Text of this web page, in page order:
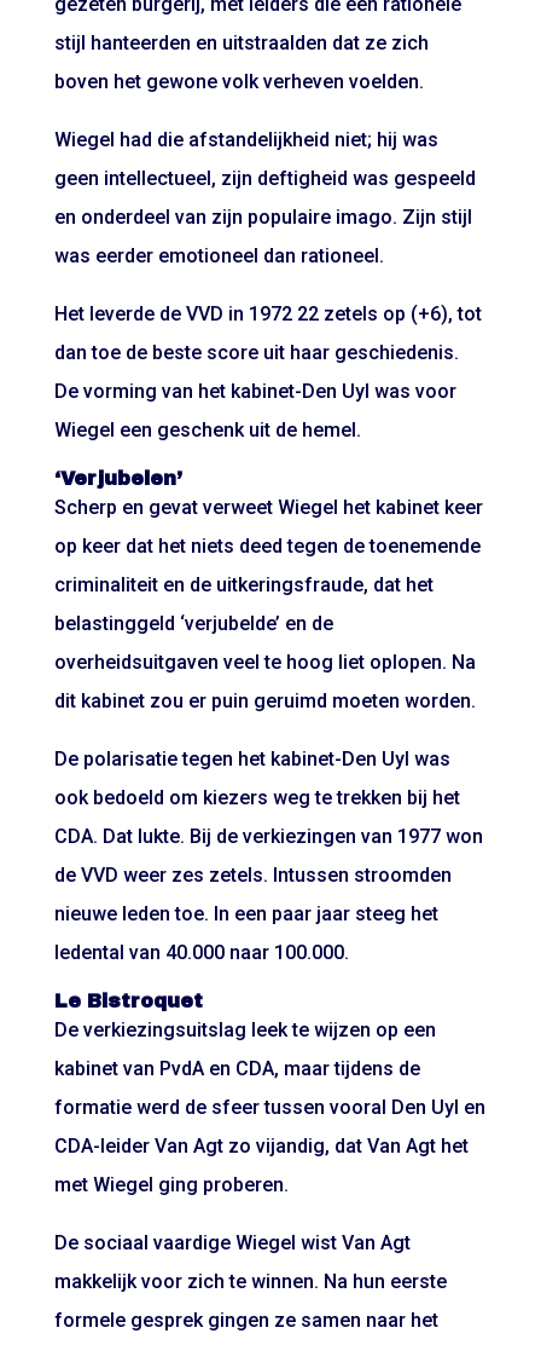
stijl hanteerden en uitstraalden dat ze zich
boven het gewone volk verheven voelden.
Wiegel had die afstandelijkheid niet; hij was
geen intellectueel, zijn deftigheid was gespeeld
en onderdeel van zijn populaire imago. Zijn stijl
was eerder emotioneel dan rationeel.
Het leverde de VVD in 1972 22 zetels op (+6), tot
dan toe de beste score uit haar geschiedenis.
De vorming van het kabinet-Den Uyl was voor
Wiegel een geschenk uit de hemel.
‘Verjubelen’
Scherp en gevat verweet Wiegel het kabinet keer
op keer dat het niets deed tegen de toenemende
criminaliteit en de uitkeringsfraude, dat het
belastinggeld ‘verjubelde’ en de
overheidsuitgaven veel te hoog liet oplopen. Na
dit kabinet zou er puin geruimd moeten worden.
De polarisatie tegen het kabinet-Den Uyl was
ook bedoeld om kiezers weg te trekken bij het
CDA. Dat lukte. Bij de verkiezingen van 1977 won
de VVD weer zes zetels. Intussen stroomden
nieuwe leden toe. In een paar jaar steeg het
ledental van 40.000 naar 100.000.
Le Bistroquet
De verkiezingsuitslag leek te wijzen op een
kabinet van PvdA en CDA, maar tijdens de
formatie werd de sfeer tussen vooral Den Uyl en
CDA-leider Van Agt zo vijandig, dat Van Agt het
met Wiegel ging proberen.
De sociaal vaardige Wiegel wist Van Agt
makkelijk voor zich te winnen. Na hun eerste
formele gesprek gingen ze samen naar het